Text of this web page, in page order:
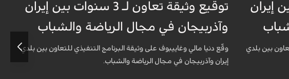
سنوات بين إيران
بين بلدي
توقيع وثيقة تعاون لـ 3 سنوات بين إيران
وآذربيجان في مجال الرياضة والشباب
وقّع دنيا مالي وغاييبوف على وثيقة البرنامج التنفيذي للتعاون بين بلدي
إيران وآذربيجان في مجال الرياضة والشباب.